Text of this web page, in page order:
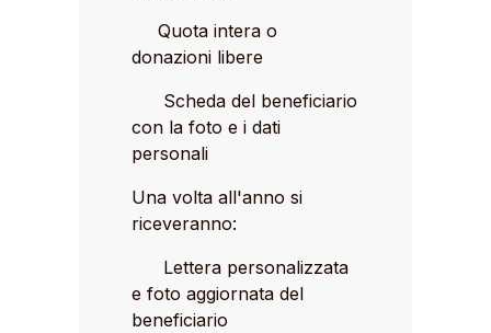
Quota intera o
donazioni libere
Scheda del beneficiario
con la foto e i dati
personali
Una volta all'anno si
riceveranno:
Lettera personalizzata
e foto aggiornata del
beneficiario